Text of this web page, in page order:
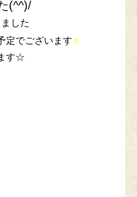
(^^)/
した
定でございます♬
す☆